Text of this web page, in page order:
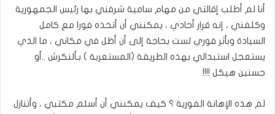
أنا لم أطلب إقالتي من مهام سامية شرفني بها رئيس الجمهورية
وكلفني ، إنه قرار أحادي ، يمكنني أن أتخذه فورا مع كامل
السيادة وبأثر فوري لست بحاجة إلى أن أظل في مكاني ، ما الذي
يستعجل استبدالي بهذه الطريقة (المستعربة ) بـألنكرش ..أو
حسنين هيكل !!!!
لم هذه الإهانة الفورية ؟ كيف يمكنني أن أسلم مكتبي ، وأتنازل